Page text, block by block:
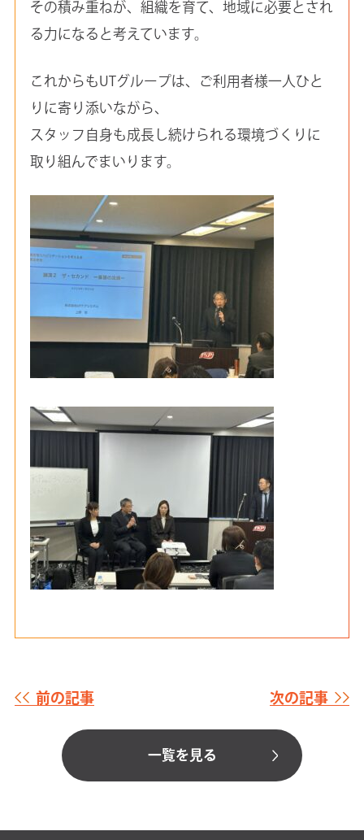
その積み重ねが、組織を育て、地域に必要とされ
る力になると考えています。
これからもUTグループは、ご利用者様一人ひと
りに寄り添いながら、
スタッフ自身も成長し続けられる環境づくりに
取り組んでまいります。
前の記事
一覧を見る
次の記事